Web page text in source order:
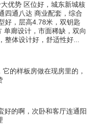
优势 区位好，城东新城核
四通八达 商业配套，综合
好，层高4.78米，双钥匙
单廊设计，市面稀缺，双向
体设计好，舒适性好...
的样板房做在现房里的，
好的啊，次卧和客厅连通阳